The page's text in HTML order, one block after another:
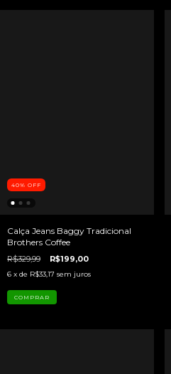
40% OFF
Calça Jeans Baggy Tradicional
Brothers Coffee
R$329,99 R$199,00
6 x de R$33,17 sem juros
COMPRAR